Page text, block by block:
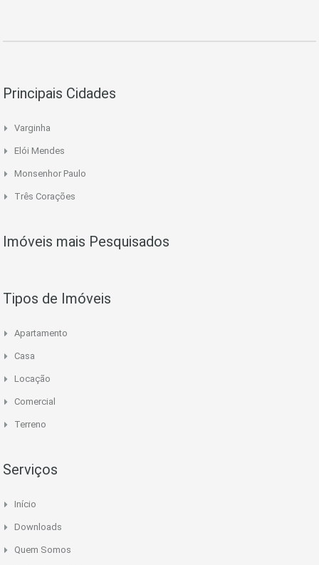
Principais Cidades
Varginha
Elói Mendes
Monsenhor Paulo
Três Corações
Imóveis mais Pesquisados
Tipos de Imóveis
Apartamento
Casa
Locação
Comercial
Terreno
Serviços
Início
Downloads
Quem Somos